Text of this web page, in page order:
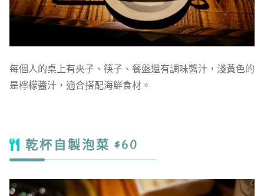
每個人的桌上有夾子、筷子、餐盤還有調味醬汁，淺黃色的
是檸檬醬汁，適合搭配海鮮食材。
乾杯自製泡菜 $60